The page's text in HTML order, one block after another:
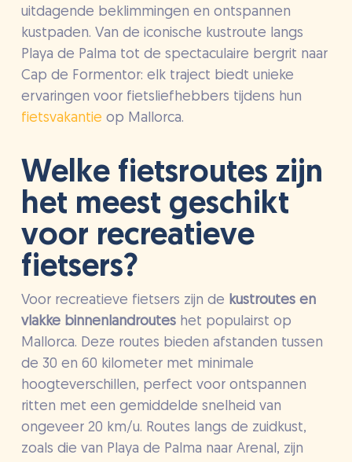
uitdagende beklimmingen en ontspannen
kustpaden. Van de iconische kustroute langs
Playa de Palma tot de spectaculaire bergrit naar
Cap de Formentor: elk traject biedt unieke
ervaringen voor fietsliefhebbers tijdens hun
fietsvakantie op Mallorca.
Welke fietsroutes zijn
het meest geschikt
voor recreatieve
fietsers?
Voor recreatieve fietsers zijn de kustroutes en
vlakke binnenlandrouteshet populairst op
Mallorca. Deze routes bieden afstanden tussen
de 30 en 60 kilometer met minimale
hoogteverschillen, perfect voor ontspannen
ritten met een gemiddelde snelheid van
ongeveer 20 km/u. Routes langs de zuidkust,
zoals die van Playa de Palma naar Arenal, zijn